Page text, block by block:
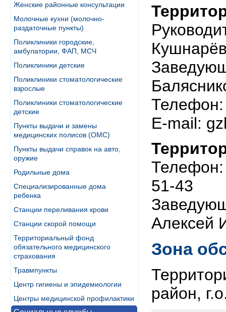
Женские районные консультации
Молочные кухни (молочно-
раздаточные пункты)
Поликлиники городские,
амбулатории, ФАП, МСЧ
Поликлиники детские
Поликлиники стоматологические
взрослые
Поликлиники стоматологические
детские
Пункты выдачи и замены
медицинских полисов (ОМС)
Пункты выдачи справок на авто,
оружие
Родильные дома
Специализированные дома
ребенка
Станции переливания крови
Станции скорой помощи
Территориальный фонд
обязательного медицинского
страхования
Травмпункты
Центр гигиены и эпидемиологии
Центры медицинской профилактики
Телефон:
Е-mail:
Телефон:
51-43
Алексей
Зона
район,